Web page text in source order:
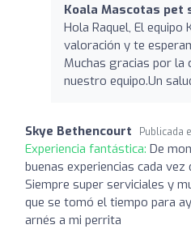
Koala Mascotas pet
Hola Raquel, El
valoración y te
Muchas gracias por la
nuestro equipo.Un
Skye Bethencourt Publicada
Experiencia fantástica: De
buenas experiencias cada
Siempre super serviciales y
que se tomó el tiempo para
arnés a mi perrita